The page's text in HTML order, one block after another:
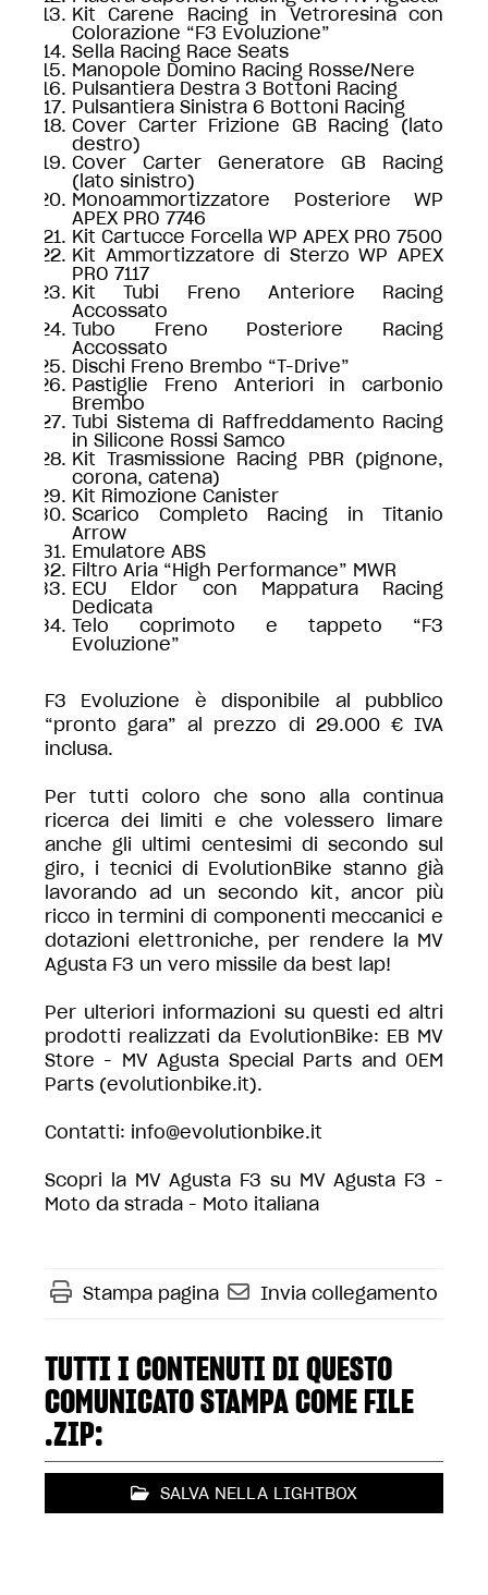
Kit Carene Racing in Vetroresina con
Colorazione “F3 Evoluzione”
Sella Racing Race Seats
Manopole Domino Racing Rosse/Nere
Pulsantiera Destra 3 Bottoni Racing
Pulsantiera Sinistra 6 Bottoni Racing
Cover Carter Frizione GB Racing (lato
destro)
Cover Carter Generatore GB Racing
(lato sinistro)
Monoammortizzatore Posteriore WP
APEX PRO 7746
Kit Cartucce Forcella WP APEX PRO 7500
Kit Ammortizzatore di Sterzo WP APEX
PRO 7117
Kit Tubi Freno Anteriore Racing
Accossato
Tubo Freno Posteriore Racing
Accossato
Dischi Freno Brembo “T-Drive”
Pastiglie Freno Anteriori in carbonio
Brembo
Tubi Sistema di Raffreddamento Racing
in Silicone Rossi Samco
Kit Trasmissione Racing PBR (pignone,
corona, catena)
Kit Rimozione Canister
Scarico Completo Racing in Titanio
Arrow
Emulatore ABS
Filtro Aria “High Performance” MWR
ECU Eldor con Mappatura Racing
Dedicata
Telo coprimoto e tappeto “F3
Evoluzione”
F3 Evoluzione è disponibile al pubblico
“pronto gara” al prezzo di 29.000 € IVA
inclusa.
Per tutti coloro che sono alla continua
ricerca dei limiti e che volessero limare
anche gli ultimi centesimi di secondo sul
giro, i tecnici di EvolutionBike stanno già
lavorando ad un secondo kit, ancor più
ricco in termini di componenti meccanici e
dotazioni elettroniche, per rendere la MV
Agusta F3 un vero missile da best lap!
Per ulteriori informazioni su questi ed altri
prodotti realizzati da EvolutionBike: EB MV
Store - MV Agusta Special Parts and OEM
Parts (evolutionbike.it).
Contatti: info@evolutionbike.it
Scopri la MV Agusta F3 su MV Agusta F3 -
Moto da strada - Moto italiana
Stampa pagina Invia collegamento
TUTTI I CONTENUTI DI QUESTO
COMUNICATO STAMPA COME FILE
.ZIP:
SALVA NELLA LIGHTBOX